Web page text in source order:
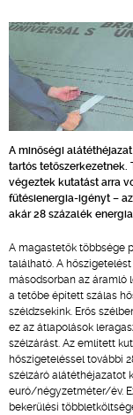
A minőségi
tartós
végeztek kutatást arra
fűtésienergia-igényt –
akár 28 százalék
A magastetők többsége
található. A
másodsorban az áramló
a tetőbe épített szálas
széldzsekink. Erős
ez az átlapolások
szélzárást. Az említett
hőszigeteléssel további
szélzáró alátéthéjazatot
euró/négyzetméter/év.
bekerülési